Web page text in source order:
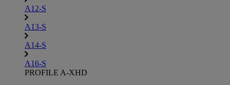
A12-S
A13-S
A14-S
A16-S
PROFILE A-XHD